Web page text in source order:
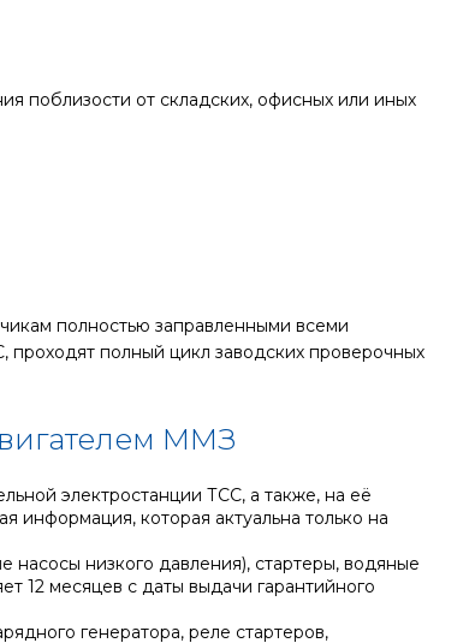
поблизости от складских, офисных или иных
полностью заправленными всеми
полный цикл заводских проверочных
ММЗ
электростанции ТСС, а также, на её
информация, которая актуальна только на
низкого давления), стартеры, водяные
12 месяцев с даты выдачи гарантийного
генератора, реле стартеров,